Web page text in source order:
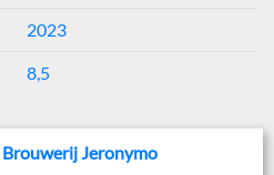
2023
8,5
Brouwerij Jeronymo